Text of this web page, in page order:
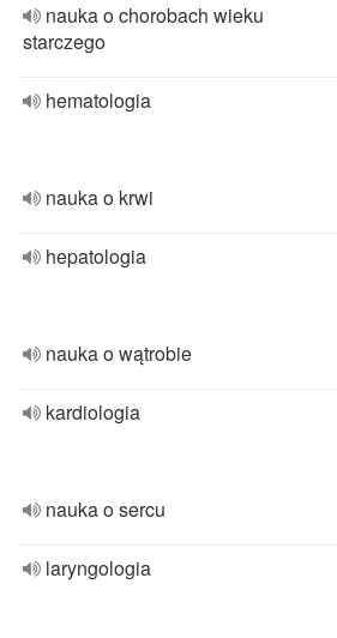
nauka o chorobach wieku
starczego
hematologia
nauka o krwi
hepatologia
nauka o wątrobie
kardiologia
nauka o sercu
laryngologia